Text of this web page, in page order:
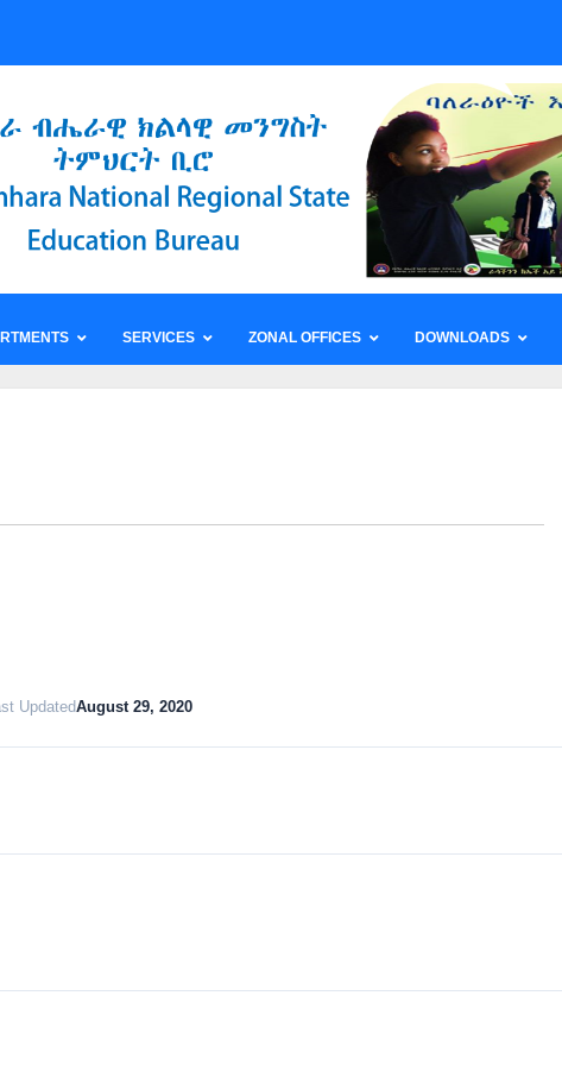
SERVICES ZONAL OFFICES DOWNLOADS
UpdatedAugust 29, 2020